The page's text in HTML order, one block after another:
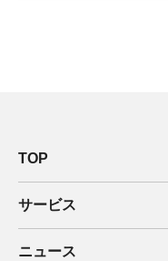
TOP
サービス
ご家庭向け電力サービ
ニュース